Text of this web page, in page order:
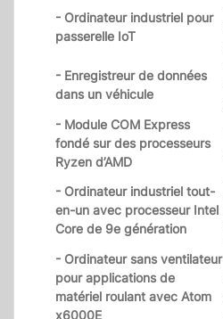
- Ordinateur industriel pour
passerelle IoT
- Enregistreur de données
dans un véhicule
- Module COM Express
fondé sur des processeurs
Ryzen d’AMD
- Ordinateur industriel tout-
en-un avec processeur Intel
Core de 9e génération
- Ordinateur sans ventilateur
pour applications de
matériel roulant avec Atom
x6000E